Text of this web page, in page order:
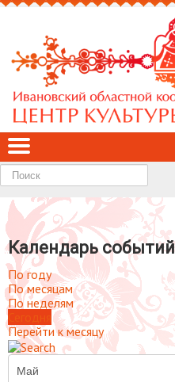
Найти
Календарь событий
По году
По месяцам
По неделям
Перейти к месяцу